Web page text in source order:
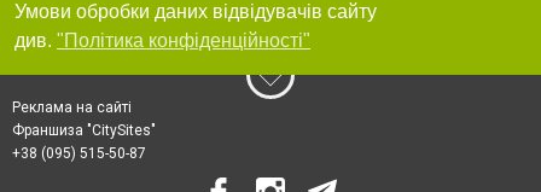
Умови обробки даних відвідувачів сайту
див. "Політика конфіденційності"
Реклама на сайті
Франшиза "CitySites"
+38 (095) 515-50-87